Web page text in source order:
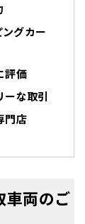
グカー
評価
ーな取引
門店
車両のご